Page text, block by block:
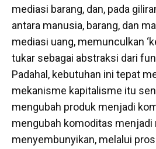
mediasi barang, dan, pada
antara manusia, barang, dan
mediasi uang, memunculkan
tukar sebagai abstraksi dari
Padahal, kebutuhan ini tepat
mekanisme kapitalisme itu
mengubah produk menjadi
mengubah komoditas menjadi
menyembunyikan, melalui